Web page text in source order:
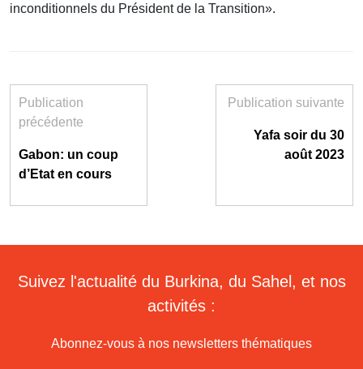
inconditionnels du Président de la Transition».
Publication
précédente
Gabon: un coup
d’Etat en cours
Publication suivante
Yafa soir du 30
août 2023
Suivez l'actualité du Burkina, du Sahel, et nos
activités :
Abonnez-vous à nos newsletters thématiques